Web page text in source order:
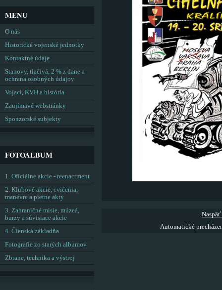
Automatické
MENU
O nás
Historické vojenské jednotky
Kontaktné údaje
Stanovy, tlačivá, 2 % z dane a
ochrana osobných údajov
Vojaci, KVH a história
Zaujímavé webstránky
Sponzorské subjekty
FOTOALBUM
1. Oficiálne akcie - reenactment
2. Klubové akcie, cvičenia,
manévre a pietne akty
3. Zahraničné misie, múzeá,
burzy a súvisiace akcie
4. Členská základňa
Fotografie zo starých albumov
Zbrane, technika a výstroj